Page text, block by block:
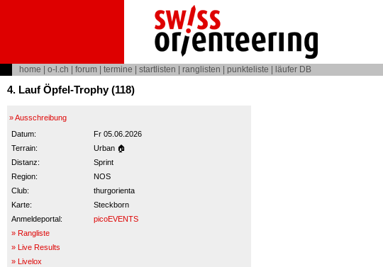
home o-l.ch forum termine startlisten ranglisten punkteliste läufer DB
4. Lauf Öpfel-Trophy (118)
» Ausschreibung
Datum:
Fr 05.06.2026
Terrain:
Urban 🏠
Distanz:
Sprint
Region:
NOS
Club:
thurgorienta
Karte:
Steckborn
Anmeldeportal:
picoEVENTS
» Rangliste
» Live Results
» Livelox